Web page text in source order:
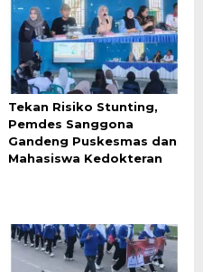
Tekan Risiko Stunting,
Pemdes Sanggona
Gandeng Puskesmas dan
Mahasiswa Kedokteran